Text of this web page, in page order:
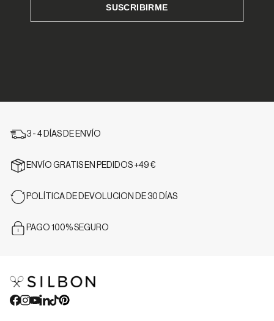
3 - 4 DÍAS DE ENVÍO
ENVÍO GRATIS EN PEDIDOS +49 €
POLÍTICA DE DEVOLUCION DE 30 DÍAS
PAGO 100% SEGURO